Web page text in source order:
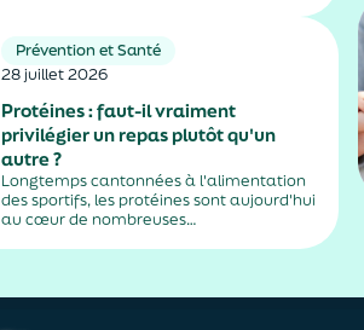
sauter des repas ? Quels aliments
privilégier ? Une alimentation adaptée
permet non...
Prévention et Santé
28 juillet 2026
Protéines : faut-il vraiment
privilégier un repas plutôt qu'un
autre ?
Longtemps cantonnées à l'alimentation
des sportifs, les protéines sont aujourd'hui
au cœur de nombreuses
distinguer les conseils fondés des effets de